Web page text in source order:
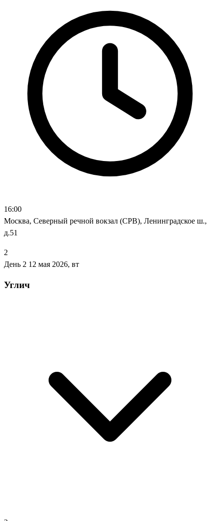
16:00
Москва, Северный речной вокзал (СРВ), Ленинградское ш.,
д.51
2
День 2 12 мая 2026, вт
Углич